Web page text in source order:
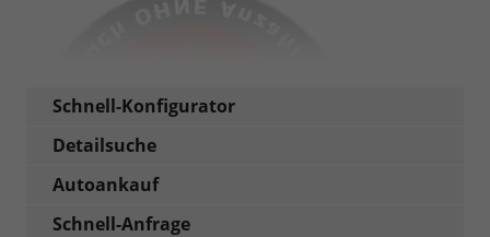
Schnell-Konfigurator
Detailsuche
Autoankauf
Schnell-Anfrage